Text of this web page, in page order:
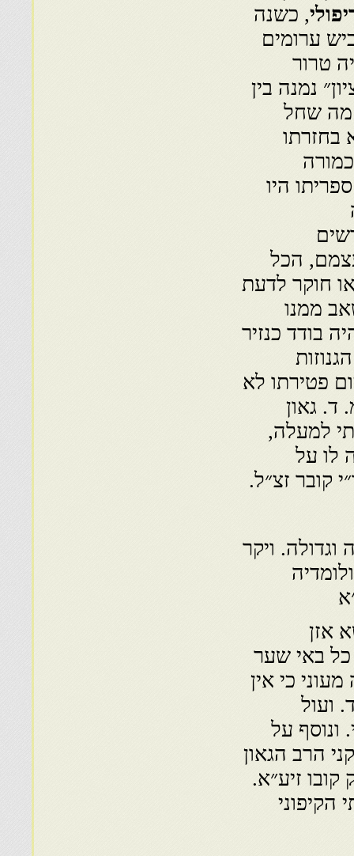
, כשנה
ערומים
טרור
נמנה בין
מה שחל
בחזרתו
היו
הכל
חוקר לדעת
ממנו
בודד כנזיר
פטירתו לא
ד. גאון
כתבתי למעלה,
לו על
קובר זצ״ל.
ויקר
אזן
כל באי שער
כי אין
ועול
ונוסף על
הרב הגאון
זיע״א.
הקיפוני